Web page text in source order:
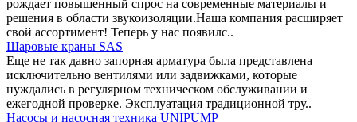
рождает повышенный спрос на современные материалы и
решения в области звукоизоляции.Наша компания расширяет
свой ассортимент! Теперь у нас появилс..
Шаровые краны SAS
Еще не так давно запорная арматура была представлена
исключительно вентилями или задвижками, которые
нуждались в регулярном техническом обслуживании и
ежегодной проверке. Эксплуатация традиционной тру..
Насосы и насосная техника UNIPUMP